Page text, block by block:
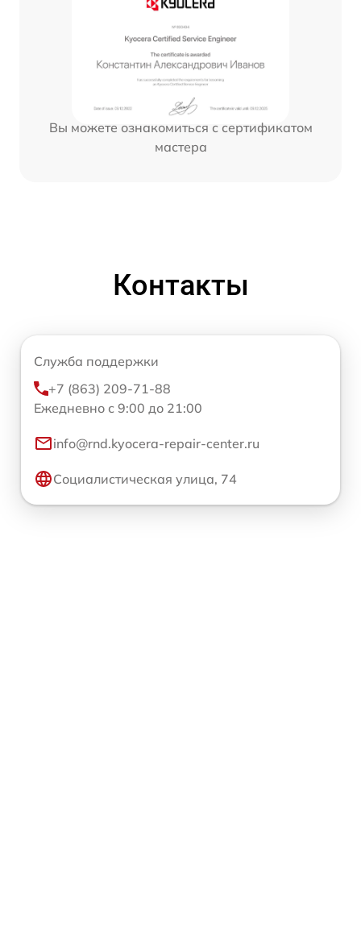
Вы можете ознакомиться с сертификатом
мастера
Контакты
Служба поддержки
+7 (863) 209-71-88
Ежедневно с 9:00 до 21:00
info@rnd.kyocera-repair-center.ru
Социалистическая улица, 74